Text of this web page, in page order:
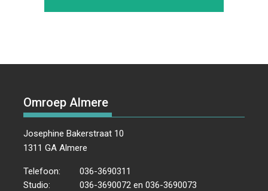
Omroep Almere
Josephine Bakerstraat 10
1311 GA Almere
Telefoon:
036-3690311
Studio:
036-3690072 en 036-3690073